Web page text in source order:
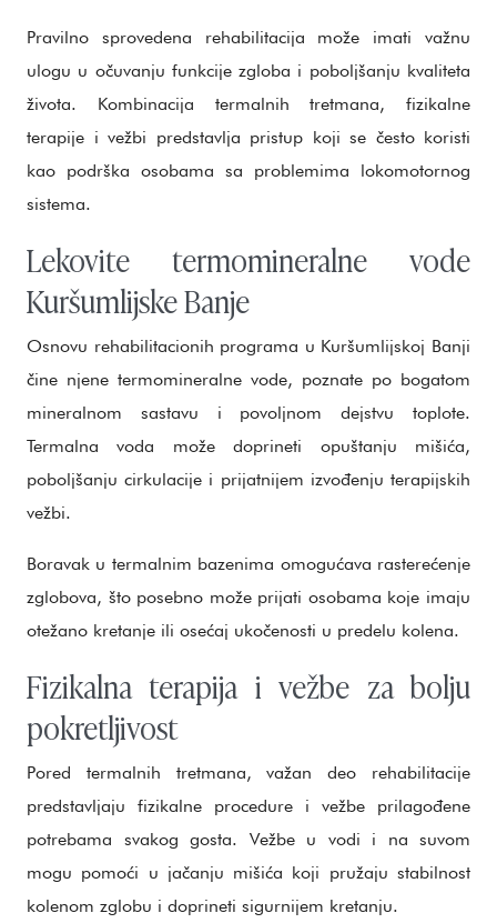
Pravilno sprovedena rehabilitacija može imati važnu
ulogu u očuvanju funkcije zgloba i poboljšanju kvaliteta
života. Kombinacija termalnih tretmana, fizikalne
terapije i vežbi predstavlja pristup koji se često koristi
kao podrška osobama sa problemima lokomotornog
sistema.
Lekovite termomineralne vode
Kuršumlijske Banje
Osnovu rehabilitacionih programa u Kuršumlijskoj Banji
čine njene termomineralne vode, poznate po bogatom
mineralnom sastavu i povoljnom dejstvu toplote.
Termalna voda može doprineti opuštanju mišića,
poboljšanju cirkulacije i prijatnijem izvođenju terapijskih
vežbi.
Boravak u termalnim bazenima omogućava rasterećenje
zglobova, što posebno može prijati osobama koje imaju
otežano kretanje ili osećaj ukočenosti u predelu kolena.
Fizikalna terapija i vežbe za bolju
pokretljivost
Pored termalnih tretmana, važan deo rehabilitacije
predstavljaju fizikalne procedure i vežbe prilagođene
potrebama svakog gosta. Vežbe u vodi i na suvom
mogu pomoći u jačanju mišića koji pružaju stabilnost
kolenom zglobu i doprineti sigurnijem kretanju.